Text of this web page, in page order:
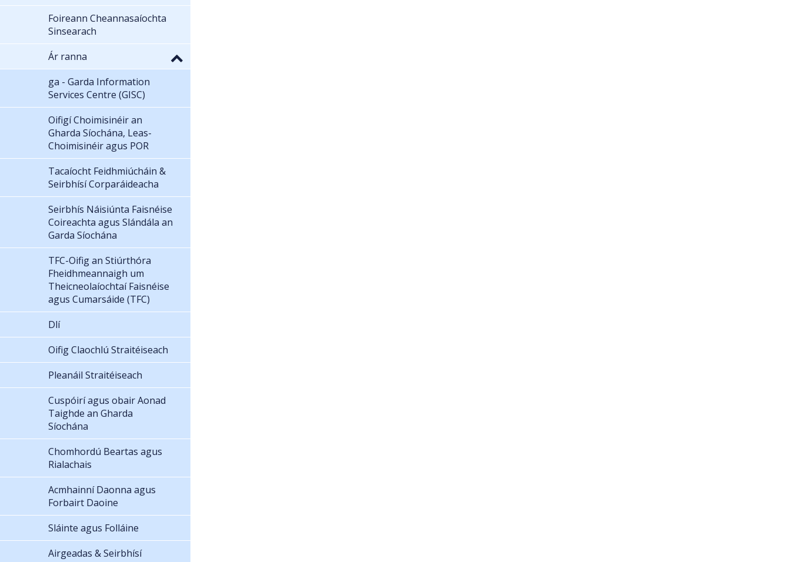
Foireann Cheannasaíochta
Sinsearach
Ár ranna
ga - Garda Information
Services Centre (GISC)
Oifigí Choimisinéir an
Gharda Síochána, Leas-
Choimisinéir agus POR
Tacaíocht Feidhmiúcháin &
Seirbhísí Corparáideacha
Seirbhís Náisiúnta Faisnéise
Coireachta agus Slándála an
Garda Síochána
TFC-Oifig an Stiúrthóra
Fheidhmeannaigh um
Theicneolaíochtaí Faisnéise
agus Cumarsáide (TFC)
Dlí
Oifig Claochlú Straitéiseach
Pleanáil Straitéiseach
Cuspóirí agus obair Aonad
Taighde an Gharda
Síochána
Chomhordú Beartas agus
Rialachais
Acmhainní Daonna agus
Forbairt Daoine
Sláinte agus Folláine
Airgeadas & Seirbhísí